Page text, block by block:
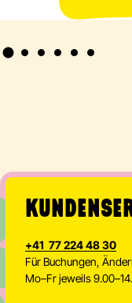
+41 77 224 48 30
Für Buchungen,
Mo–Fr jeweils